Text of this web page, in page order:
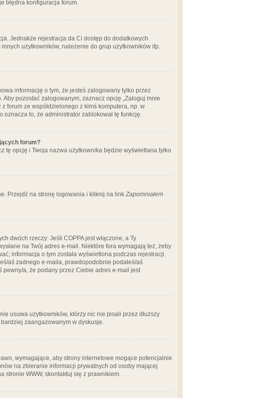
błędna konfiguracja forum.
Jednakże rejestracja da Ci dostęp do dodatkowych
użytkowników, należenie do grup użytkowników itp.
informację o tym, że jesteś zalogowany tylko przez
pozostać zalogowanym, zaznacz opcję „Zaloguj mnie
forum ze współdzielonego z kimś komputera, np. w
to, że administrator zablokował tę funkcję.
forum?
tę opcję i Twoja nazwa użytkownika będzie wyświetlana tylko
Przejdź na stronę logowania i kliknij na link Zapomniałem
dwóch rzeczy: Jeśli COPPA jest włączone, a Ty
na Twój adres e-mail. Niektóre fora wymagają też, żeby
informacja o tym została wyświetlona podczas rejestracji.
aś żadnego e-maila, prawdopodobnie podałeś/aś
pewny/a, że podany przez Ciebie adres e-mail jest
usuwa użytkowników, którzy nic nie pisali przez dłuższy
zaangażowanym w dyskusje.
wymagające, aby strony internetowe mogące potencjalnie
na zbieranie informacji prywatnych od osoby mającej
stronie WWW, skontaktuj się z prawnikiem.